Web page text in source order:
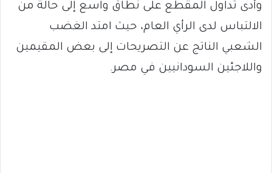
وأدى تداول المقطع على نطاق واسع إلى حالة من
الالتباس لدى الرأي العام، حيث امتد الغضب
الشعبي الناتج عن التصريحات إلى بعض المقيمين
واللاجئين السودانيين في مصر.